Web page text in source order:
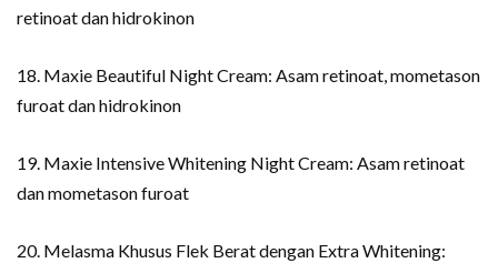
retinoat dan hidrokinon
18. Maxie Beautiful Night Cream: Asam retinoat, mometason
furoat dan hidrokinon
19. Maxie Intensive Whitening Night Cream: Asam retinoat
dan mometason furoat
20. Melasma Khusus Flek Berat dengan Extra Whitening: